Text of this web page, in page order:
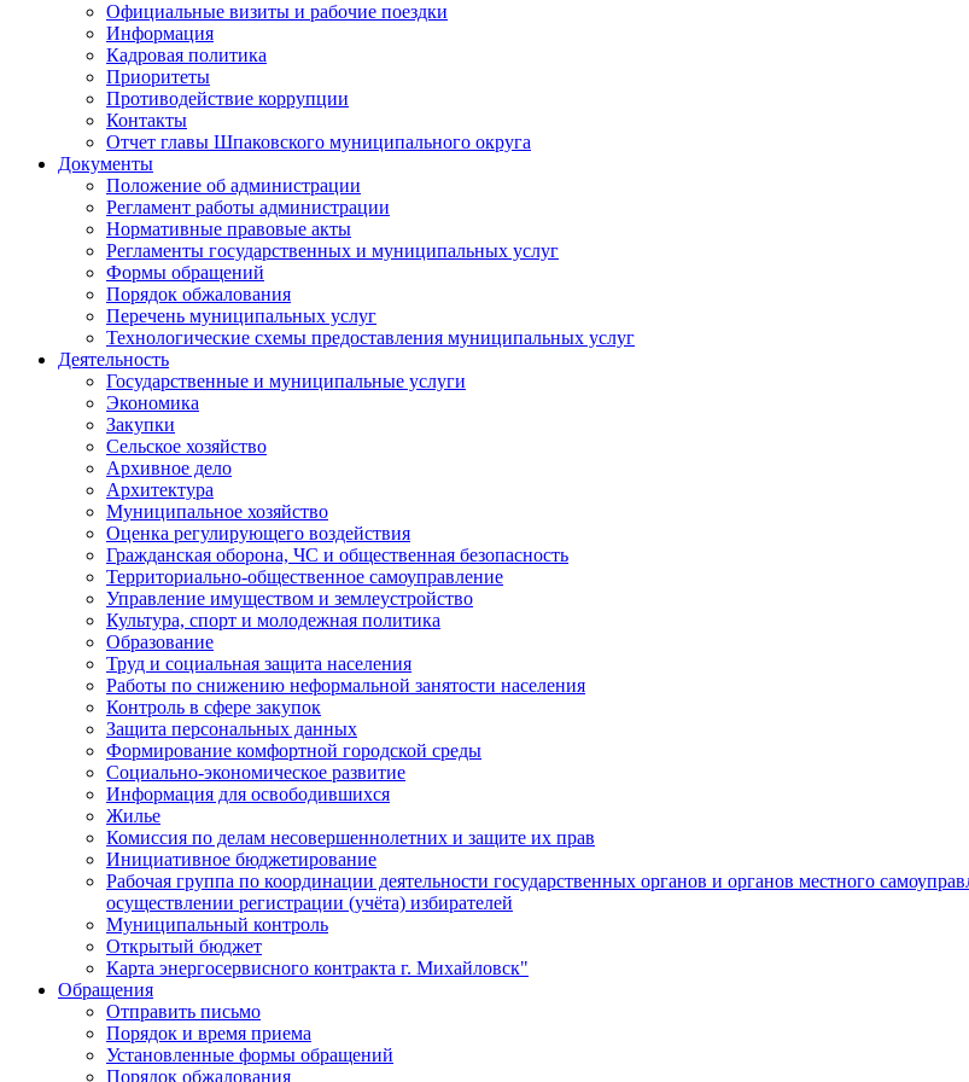
Официальные визиты и рабочие поездки
Информация
Кадровая политика
Приоритеты
Противодействие коррупции
Контакты
Отчет главы Шпаковского муниципального округа
Документы
Положение об администрации
Регламент работы администрации
Нормативные правовые акты
Регламенты государственных и муниципальных услуг
Формы обращений
Порядок обжалования
Перечень муниципальных услуг
Технологические схемы предоставления муниципальных услуг
Деятельность
Государственные и муниципальные услуги
Экономика
Закупки
Сельское хозяйство
Архивное дело
Архитектура
Муниципальное хозяйство
Оценка регулирующего воздействия
Гражданская оборона, ЧС и общественная безопасность
Территориально-общественное самоуправление
Управление имуществом и землеустройство
Культура, спорт и молодежная политика
Образование
Труд и социальная защита населения
Работы по снижению неформальной занятости населения
Контроль в сфере закупок
Защита персональных данных
Формирование комфортной городской среды
Социально-экономическое развитие
Информация для освободившихся
Жилье
Комиссия по делам несовершеннолетних и защите их прав
Инициативное бюджетирование
Рабочая группа по координации деятельности государственных органов и органов местного
осуществлении регистрации (учёта) избирателей
Муниципальный контроль
Открытый бюджет
Карта энергосервисного контракта г. Михайловск"
Обращения
Отправить письмо
Порядок и время приема
Установленные формы обращений
Порядок обжалования